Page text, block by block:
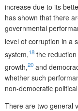
increase due to its
has shown that there
governmental
level of corruption in a
system,18 the
growth,20 and
whether such
non-democratic
There are two general